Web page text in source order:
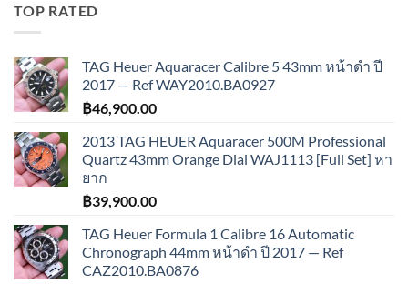
TOP RATED
TAG Heuer Aquaracer Calibre 5 43mm หน้าดำ ปี
2017 — Ref WAY2010.BA0927
฿46,900.00
2013 TAG HEUER Aquaracer 500M Professional
Quartz 43mm Orange Dial WAJ1113 [Full Set] หา
ยาก
฿39,900.00
TAG Heuer Formula 1 Calibre 16 Automatic
Chronograph 44mm หน้าดำ ปี 2017 — Ref
CAZ2010.BA0876